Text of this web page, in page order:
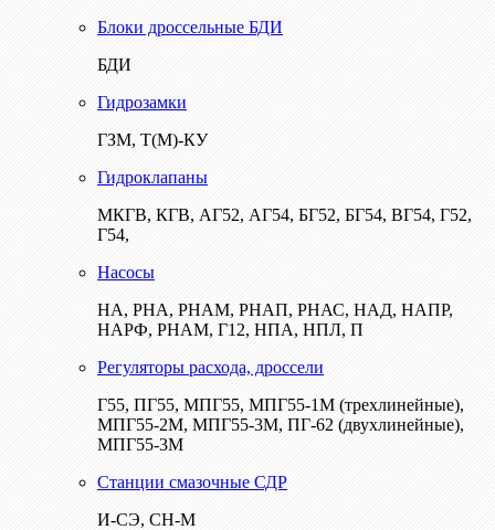
Блоки дроссельные БДИ
БДИ
Гидрозамки
ГЗМ, Т(М)-КУ
Гидроклапаны
МКГВ, КГВ, АГ52, АГ54, БГ52, БГ54, ВГ54, Г52,
Г54,
Насосы
НА, РНА, РНАМ, РНАП, РНАС, НАД, НАПР,
НАРФ, РНАМ, Г12, НПА, НПЛ, П
Регуляторы расхода, дроссели
Г55, ПГ55, МПГ55, МПГ55-1М (трехлинейные),
МПГ55-2М, МПГ55-3М, ПГ-62 (двухлинейные),
МПГ55-3М
Станции смазочные СДР
И-СЭ, СН-М